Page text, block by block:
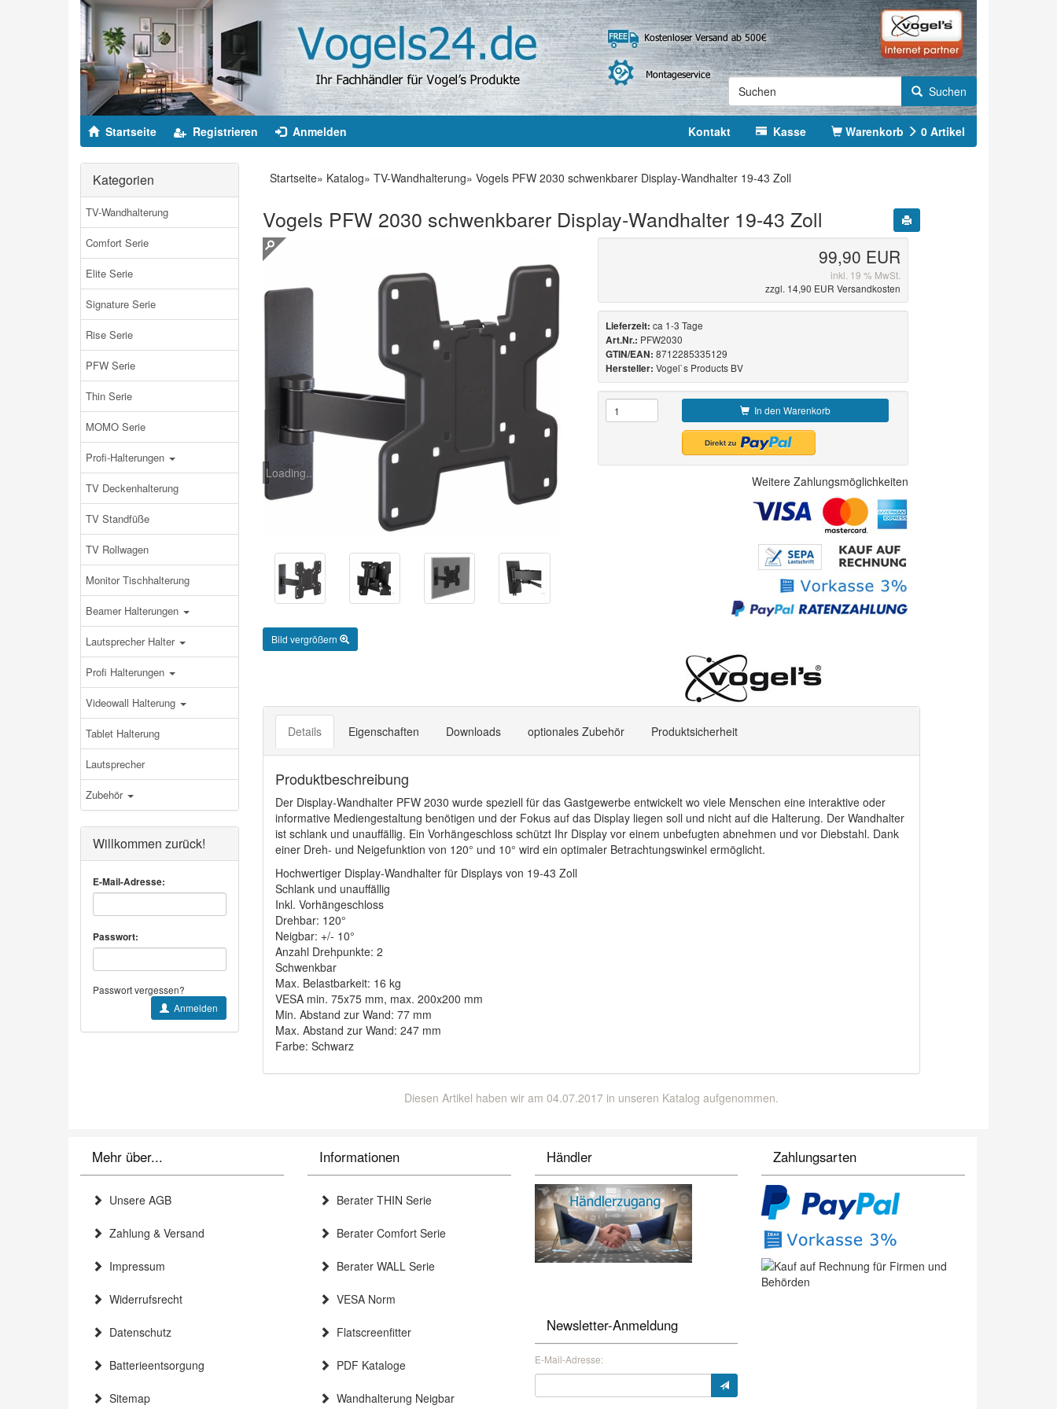
Startseite Registrieren Anmelden Kontakt Kasse Warenkorb 0 Artikel
Suchen
Kategorien
TV-Wandhalterung
Comfort Serie
Elite Serie
Signature Serie
Rise Serie
PFW Serie
Thin Serie
MOMO Serie
Profi-Halterungen
TV Deckenhalterung
TV Standfüße
TV Rollwagen
Monitor Tischhalterung
Beamer Halterungen
Lautsprecher Halter
Profi Halterungen
Videowall Halterung
Tablet Halterung
Lautsprecher
Zubehör
Willkommen zurück!
E-Mail-Adresse:
Passwort:
Passwort vergessen?
Anmelden
Startseite» Katalog» TV-Wandhalterung» Vogels PFW 2030 schwenkbarer Display-Wandhalter 19-43 Zoll
Vogels PFW 2030 schwenkbarer Display-Wandhalter 19-43 Zoll
Loading...
Bild vergrößern
99,90 EUR
inkl. 19 % MwSt.
zzgl. 14,90 EUR Versandkosten
Lieferzeit: ca 1-3 Tage
Art.Nr.: PFW2030
GTIN/EAN: 8712285335129
Hersteller: Vogel`s Products BV
In den Warenkorb
Weitere Zahlungsmöglichkeiten
Details Eigenschaften Downloads optionales Zubehör Produktsicherheit
Produktbeschreibung
Der Display-Wandhalter PFW 2030 wurde speziell für das Gastgewerbe entwickelt wo viele Menschen eine interaktive oder
informative Mediengestaltung benötigen und der Fokus auf das Display liegen soll und nicht auf die Halterung. Der Wandhalter
ist schlank und unauffällig. Ein Vorhängeschloss schützt Ihr Display vor einem unbefugten abnehmen und vor Diebstahl. Dank
einer Dreh- und Neigefunktion von 120° und 10° wird ein optimaler Betrachtungswinkel ermöglicht.
Hochwertiger Display-Wandhalter für Displays von 19-43 Zoll
Schlank und unauffällig
Inkl. Vorhängeschloss
Drehbar: 120°
Neigbar: +/- 10°
Anzahl Drehpunkte: 2
Schwenkbar
Max. Belastbarkeit: 16 kg
VESA min. 75x75 mm, max. 200x200 mm
Min. Abstand zur Wand: 77 mm
Max. Abstand zur Wand: 247 mm
Farbe: Schwarz
Diesen Artikel haben wir am 04.07.2017 in unseren Katalog aufgenommen.
Mehr über...
Unsere AGB
Zahlung & Versand
Impressum
Widerrufsrecht
Datenschutz
Batterieentsorgung
Sitemap
Informationen
Berater THIN Serie
Berater Comfort Serie
Berater WALL Serie
VESA Norm
Flatscreenfitter
PDF Kataloge
Wandhalterung Neigbar
Händler Zahlungsarten
Newsletter-Anmeldung
E-Mail-Adresse: